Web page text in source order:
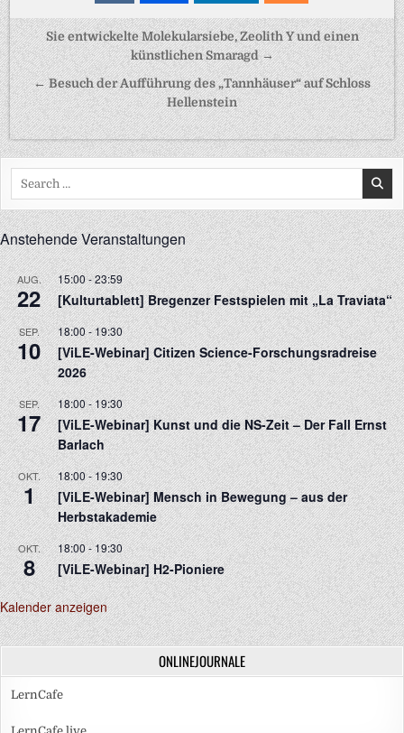
Beitragsnavigation
Sie entwickelte Molekularsiebe, Zeolith Y und einen
künstlichen Smaragd →
← Besuch der Aufführung des „Tannhäuser“ auf Schloss
Hellenstein
Search
Anstehende Veranstaltungen
AUG.
22
15:00-23:59
[Kulturtablett] Bregenzer Festspielen mit „La Traviata“
SEP.
10
18:00-19:30
[ViLE-Webinar] Citizen Science-Forschungsradreise
2026
SEP.
17
18:00-19:30
[ViLE-Webinar] Kunst und die NS-Zeit – Der Fall Ernst
Barlach
OKT.
1
18:00-19:30
[ViLE-Webinar] Mensch in Bewegung – aus der
Herbstakademie
OKT.
8
18:00-19:30
[ViLE-Webinar] H2-Pioniere
Kalender anzeigen
ONLINEJOURNALE
LernCafe